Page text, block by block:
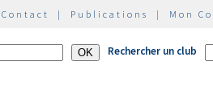
Contact | Publications | Mon
Rechercher un club